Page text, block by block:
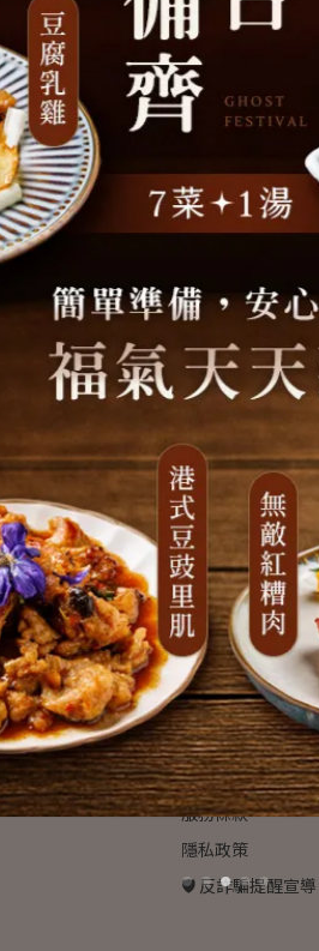
限公司
產物保險
✦
品牌故事
企業批發專區
運費說明
我的帳戶
客服中心
退款政策
服務條款
隱私政策
🛡️ 反詐騙提醒宣導